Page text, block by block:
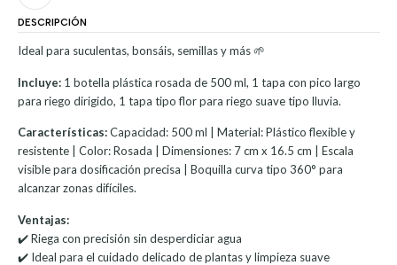
DESCRIPCIÓN
Ideal para suculentas, bonsáis, semillas y más 🌱
Incluye:1 botella plástica rosada de 500 ml, 1 tapa con pico largo
para riego dirigido, 1 tapa tipo flor para riego suave tipo lluvia.
Características:Capacidad: 500 ml | Material: Plástico flexible y
resistente | Color: Rosada | Dimensiones: 7 cm x 16.5 cm | Escala
visible para dosificación precisa | Boquilla curva tipo 360° para
alcanzar zonas difíciles.
Ventajas:
✔️ Riega con precisión sin desperdiciar agua
✔️ Ideal para el cuidado delicado de plantas y limpieza suave